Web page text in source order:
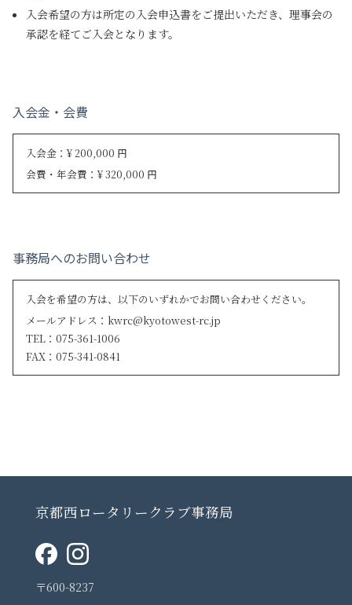
入会希望の方は所定の入会申込書をご提出いただき、理事会の
承認を経てご入会となります。
入会金・会費
入会金：¥ 200,000 円
会費・年会費：¥ 320,000 円
事務局へのお問い合わせ
入会を希望の方は、以下のいずれかでお問い合わせください。
メールアドレス：kwrc@kyotowest-rc.jp
TEL：075-361-1006
FAX：075-341-0841
京都西ロータリークラブ事務局
〒600-8237